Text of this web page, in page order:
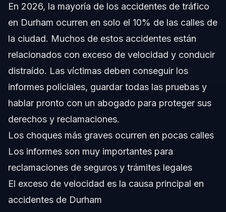
Sobre Vasquez Law Firm
Preguntas Frecuentes
¿Cómo puedo consultar un informe de accidente en
Carolina del Norte?
¿Qué debo hacer inmediatamente después de un
accidente en Durham?
¿Existen lugares comunes en Durham donde ocurren
accidentes graves?
¿Cuánto tiempo tarda en obtenerse un informe de
accidente en Carolina del Norte?
¿Qué grupo de edad suele exceder los límites de
velocidad en Durham?
¿Puedo verificar si alguien estuvo involucrado en un
En 2026, la mayoría de los accidentes de tráfico
en Durham ocurren en solo el 10% de las calles de
la ciudad. Muchos de estos accidentes están
relacionados con exceso de velocidad y conducir
distraído. Las víctimas deben conseguir los
informes policiales, guardar todas las pruebas y
hablar pronto con un abogado para proteger sus
derechos y reclamaciones.
Los choques más graves ocurren en pocas calles
Los informes son muy importantes para
reclamaciones de seguros y trámites legales
El exceso de velocidad es la causa principal en
accidentes de Durham